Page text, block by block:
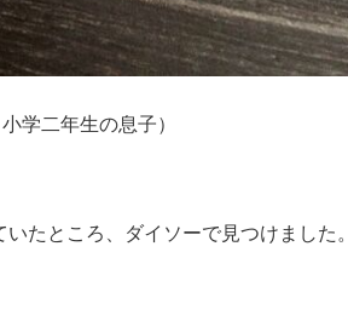
学二年生の息子）
たところ、ダイソーで見つけました。